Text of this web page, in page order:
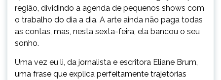
região, dividindo a agenda de pequenos shows com
o trabalho do dia a dia. A arte ainda não paga todas
as contas, mas, nesta sexta-feira, ela bancou o seu
sonho.
Uma vez eu li, da jornalista e escritora Eliane Brum,
uma frase que explica perfeitamente trajetórias